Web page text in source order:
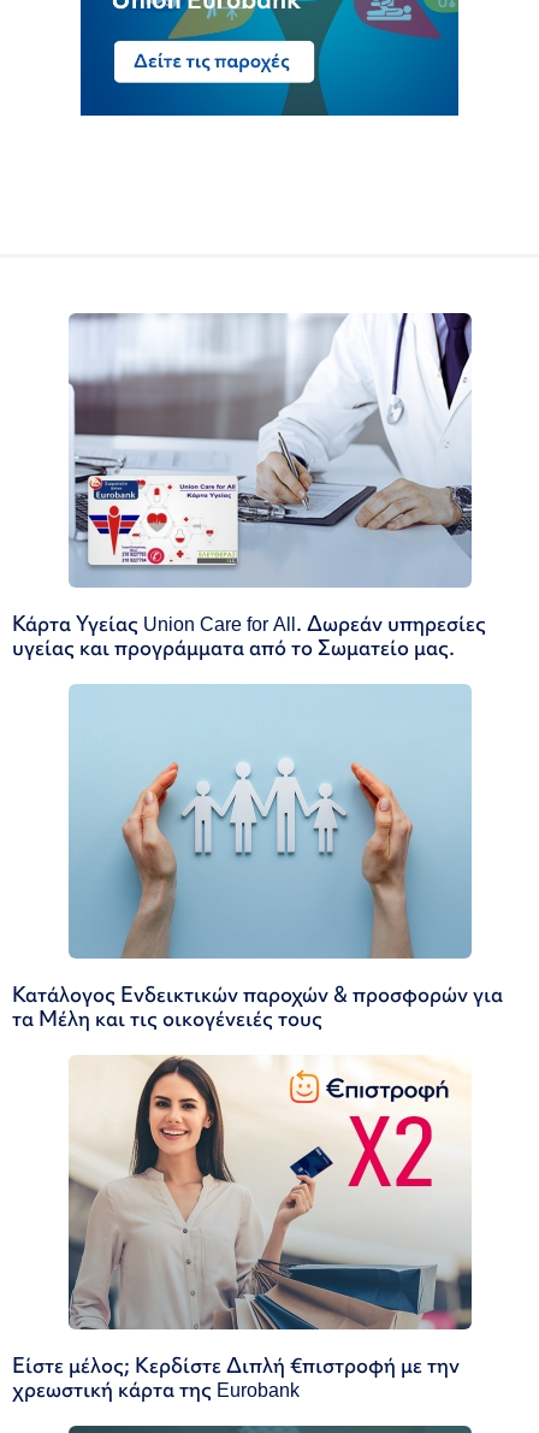
Κάρτα Υγείας Union Care for All. Δωρεάν υπηρεσίες
υγείας και προγράμματα από το Σωματείο μας.
Κατάλογος Ενδεικτικών παροχών & προσφορών για
τα Μέλη και τις οικογένειές τους
Είστε μέλος; Κερδίστε Διπλή €πιστροφή με την
χρεωστική κάρτα της Eurobank